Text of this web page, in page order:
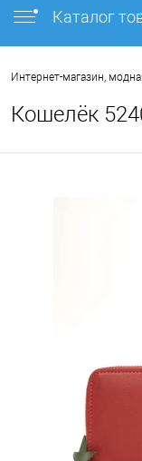
Каталог
Интернет-магазин,
Кошелёк